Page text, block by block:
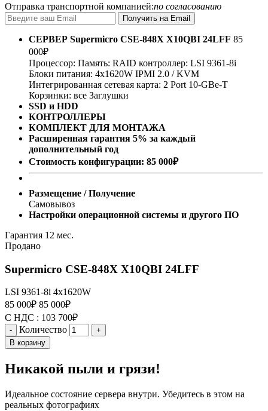
Отправка транспортной компанией:по согласованию
СЕРВЕР Supermicro CSE-848X X10QBI 24LFF 85
000₽
Процессор: Память: RAID контроллер: LSI 9361-8i
Блоки питания: 4x1620W IPMI 2.0 / KVM
Интегрированная сетевая карта: 2 Port 10-GBe-T
Корзинки: все Заглушки
SSD и HDD
КОНТРОЛЛЕРЫ
КОМПЛЕКТ ДЛЯ МОНТАЖА
Расширенная гарантия 5% за каждый
дополнительный год
Стоимость конфигурации: 85 000₽
Размещение / Получение
Самовывоз
Настройки операционной системы и другого ПО
Гарантия 12 мес.
Продано
Supermicro CSE-848X X10QBI 24LFF
LSI 9361-8i 4x1620W
85 000₽ 85 000₽
С НДС : 103 700₽
- Количество
+
В корзину
Никакой пыли и грязи!
Идеальное состояние сервера внутри. Убедитесь в этом на
реальных фотографиях